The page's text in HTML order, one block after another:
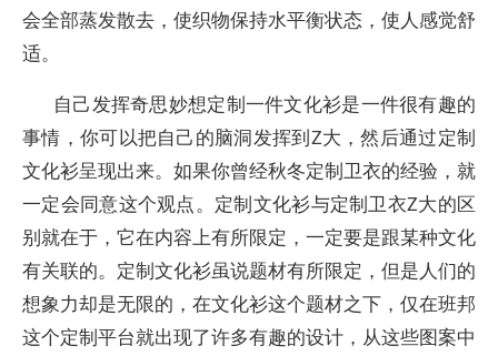
会全部蒸发散去，使织物保持水平衡状态，使人感觉舒
适。
自己发挥奇思妙想定制一件文化衫是一件很有趣的
事情，你可以把自己的脑洞发挥到Z大，然后通过定制
文化衫呈现出来。如果你曾经秋冬定制卫衣的经验，就
一定会同意这个观点。定制文化衫与定制卫衣Z大的区
别就在于，它在内容上有所限定，一定要是跟某种文化
有关联的。定制文化衫虽说题材有所限定，但是人们的
想象力却是无限的，在文化衫这个题材之下，仅在班邦
这个定制平台就出现了许多有趣的设计，从这些图案中